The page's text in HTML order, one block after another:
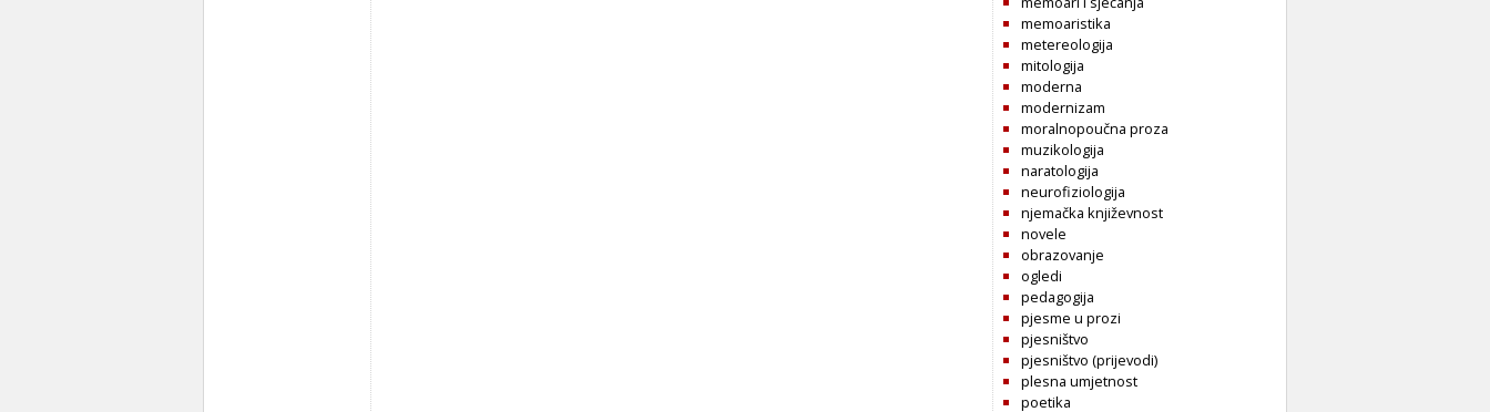
memoaristika
metereologija
mitologija
moderna
modernizam
moralnopoučna proza
muzikologija
naratologija
neurofiziologija
njemačka književnost
novele
obrazovanje
ogledi
pedagogija
pjesme u prozi
pjesništvo
pjesništvo (prijevodi)
plesna umjetnost
poetika